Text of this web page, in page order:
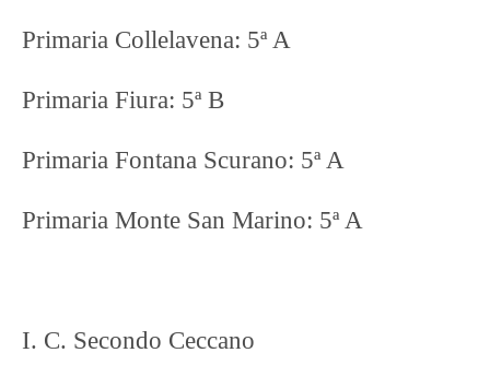
Primaria Collelavena: 5ª A
Primaria Fiura: 5ª B
Primaria Fontana Scurano: 5ª A
Primaria Monte San Marino: 5ª A
I. C. Secondo Ceccano